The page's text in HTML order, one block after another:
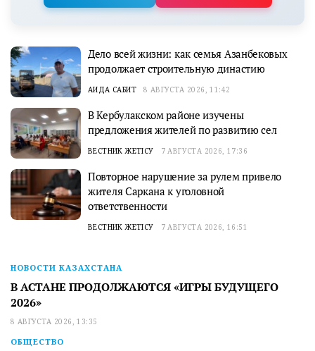
Дело всей жизни: как семья Азанбековых
продолжает строительную династию
АИДА САБИТ 8 АВГУСТА 2026, 11:42
В Кербулакском районе изучены
предложения жителей по развитию сел
ВЕСТНИК ЖЕТІСУ 7 АВГУСТА 2026, 17:36
Повторное нарушение за рулем привело
жителя Саркана к уголовной
ответственности
ВЕСТНИК ЖЕТІСУ 7 АВГУСТА 2026, 16:51
НОВОСТИ КАЗАХСТАНА
В АСТАНЕ ПРОДОЛЖАЮТСЯ «ИГРЫ БУДУЩЕГО
2026»
8 АВГУСТА 2026, 13:35
ОБЩЕСТВО